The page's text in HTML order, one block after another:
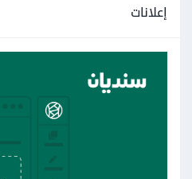
إعلانات